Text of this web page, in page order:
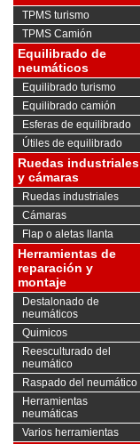
TPMS turismo
TPMS Camión
Equilibrado de
neumáticos
Equilibrado turismo
Equilibrado camión
Esferas de equilibrado
Útiles de equilibrado
Ruedas industriales
y cámaras
Ruedas industriales
Cámaras
Flap o aletas llanta
Herramientas de
reparación y
montaje
Destalonado de
neumáticos
Quimicos
Reesculturado del
neumático
Raspado del neumático
Herramientas
neumáticas
Varios herramientas